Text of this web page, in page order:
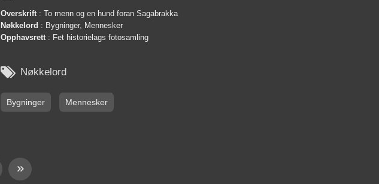
Overskrift : To menn og en hund foran Sagabrakka
Nøkkelord : Bygninger, Mennesker
Opphavsrett : Fet historielags fotosamling
 Nøkkelord
Bygninger Mennesker